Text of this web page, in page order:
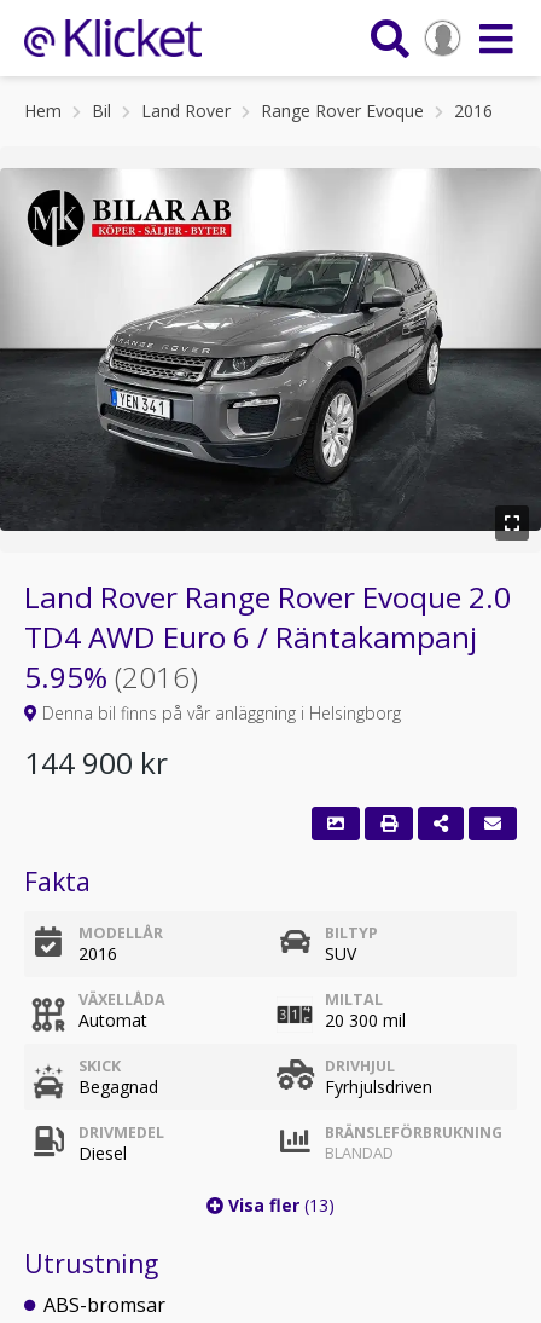
Hem Bil Land Rover Range Rover Evoque 2016
Land Rover Range Rover Evoque 2.0
TD4 AWD Euro 6 / Räntakampanj
5.95% (2016)
Denna bil finns på vår anläggning i Helsingborg
144 900 kr
Fakta
MODELLÅR
2016
BILTYP
SUV
VÄXELLÅDA
Automat
MILTAL
20 300 mil
SKICK
Begagnad
DRIVHJUL
Fyrhjulsdriven
DRIVMEDEL
Diesel
BRÄNSLEFÖRBRUKNING
BLANDAD
Visa fler (13)
Utrustning
ABS-bromsar